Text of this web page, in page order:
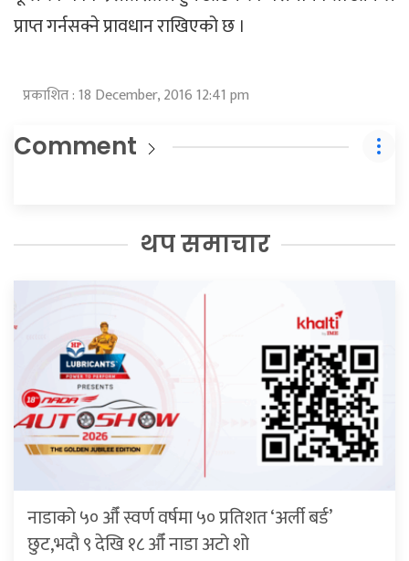
प्राप्त गर्नसक्ने प्रावधान राखिएको छ ।
प्रकाशित : 18 December, 2016 12:41 pm
Comment
थप समाचार
नाडाको ५० औँ स्वर्ण वर्षमा ५० प्रतिशत ‘अर्ली बर्ड’
छुट,भदौ ९ देखि १८ औँ नाडा अटो शो